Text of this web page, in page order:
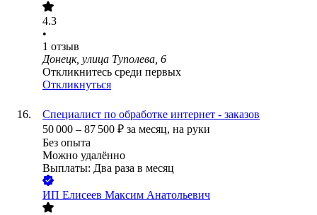
4.3
•
1 отзыв
Донецк, улица Туполева, 6
Откликнитесь среди первых
Откликнуться
Специалист по обработке интернет - заказов
50 000 – 87 500 ₽ за месяц, на руки
Без опыта
Можно удалённо
Выплаты: Два раза в месяц
ИП Елисеев Максим Анатольевич